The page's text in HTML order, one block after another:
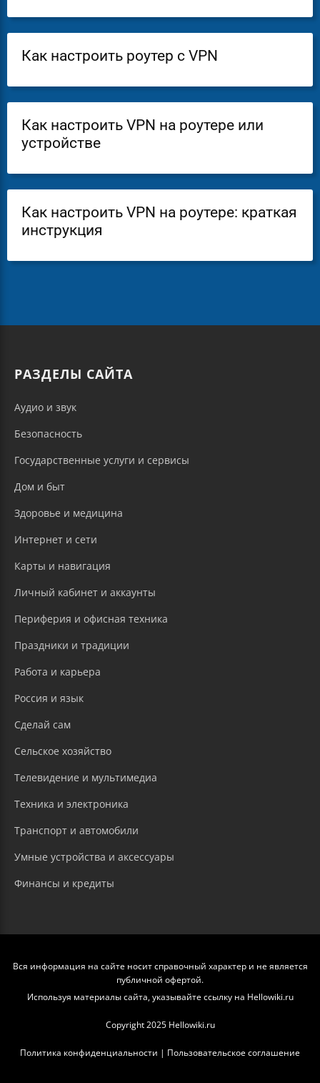
Как настроить роутер с VPN
Как настроить VPN на роутере или
устройстве
Как настроить VPN на роутере: краткая
инструкция
РАЗДЕЛЫ САЙТА
Аудио и звук
Безопасность
Государственные услуги и сервисы
Дом и быт
Здоровье и медицина
Интернет и сети
Карты и навигация
Личный кабинет и аккаунты
Периферия и офисная техника
Праздники и традиции
Работа и карьера
Россия и язык
Сделай сам
Сельское хозяйство
Телевидение и мультимедиа
Техника и электроника
Транспорт и автомобили
Умные устройства и аксессуары
Финансы и кредиты
Вся информация на сайте носит справочный характер и не является
публичной офертой.
Используя материалы сайта, указывайте ссылку на Hellowiki.ru
Copyright 2025 Hellowiki.ru
Политика конфиденциальности | Пользовательское соглашение